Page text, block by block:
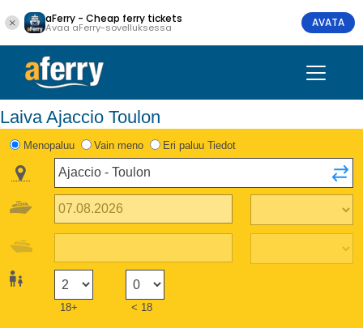
aFerry - Cheap ferry tickets
Avaa aFerry-sovelluksessa AVATA
Laiva Ajaccio Toulon
Menopaluu Vain meno Eri paluu Tiedot
18+ < 18